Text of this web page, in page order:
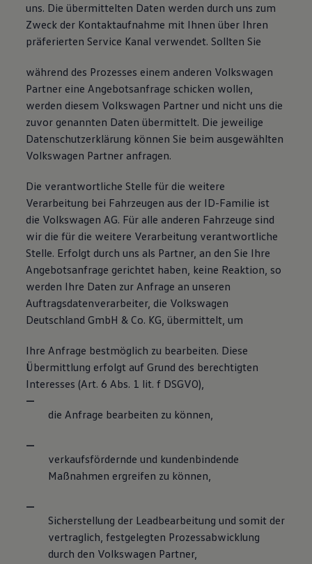
uns. Die übermittelten Daten werden durch uns zum
Zweck der Kontaktaufnahme mit Ihnen über Ihren
präferierten Service Kanal verwendet. Sollten Sie
während des Prozesses einem anderen Volkswagen
Partner eine Angebotsanfrage schicken wollen,
werden diesem Volkswagen Partner und nicht uns die
zuvor genannten Daten übermittelt. Die jeweilige
Datenschutzerklärung können Sie beim ausgewählten
Volkswagen Partner anfragen.
Die verantwortliche Stelle für die weitere
Verarbeitung bei Fahrzeugen aus der ID-Familie ist
die Volkswagen AG. Für alle anderen Fahrzeuge sind
wir die für die weitere Verarbeitung verantwortliche
Stelle. Erfolgt durch uns als Partner, an den Sie Ihre
Angebotsanfrage gerichtet haben, keine Reaktion, so
werden Ihre Daten zur Anfrage an unseren
Auftragsdatenverarbeiter, die Volkswagen
Deutschland GmbH & Co. KG, übermittelt, um
Ihre Anfrage bestmöglich zu bearbeiten. Diese
Übermittlung erfolgt auf Grund des berechtigten
Interesses (Art. 6 Abs. 1 lit. f DSGVO),
die Anfrage bearbeiten zu können,
verkaufsfördernde und kundenbindende
Maßnahmen ergreifen zu können,
Sicherstellung der Leadbearbeitung und somit der
vertraglich, festgelegten Prozessabwicklung
durch den Volkswagen Partner,